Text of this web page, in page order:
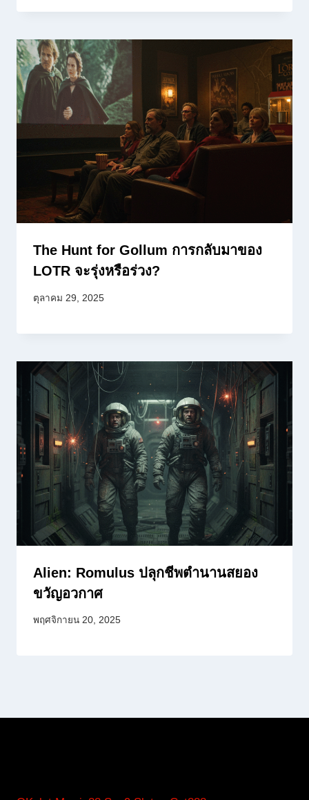
The Hunt for Gollum การกลับมาของ
LOTR จะรุ่งหรือร่วง?
ตุลาคม 29, 2025
Alien: Romulus ปลุกชีพตำนานสยอง
ขวัญอวกาศ
พฤศจิกายน 20, 2025